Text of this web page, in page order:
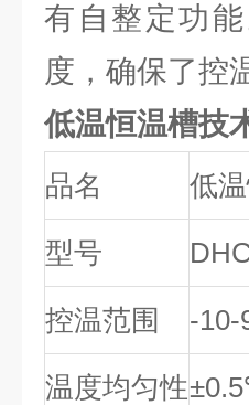
有自整定功
度，确保了控
低温恒温槽技
品名 低
型号
控温范围 -
温度均匀性